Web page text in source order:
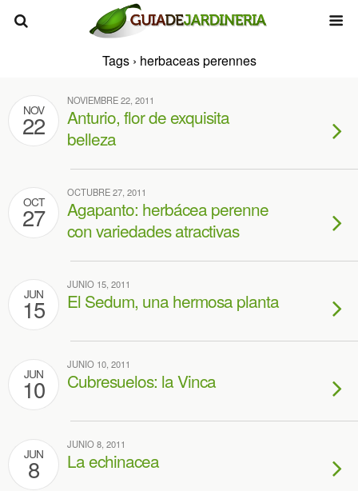
Tags › herbaceas perennes
NOV
22
NOVIEMBRE 22, 2011
Anturio, flor de exquisita
belleza
OCT
27
OCTUBRE 27, 2011
Agapanto: herbácea perenne
con variedades atractivas
JUN
15
JUNIO 15, 2011
El Sedum, una hermosa planta
JUN
10
JUNIO 10, 2011
Cubresuelos: la Vinca
JUN
8
JUNIO 8, 2011
La echinacea